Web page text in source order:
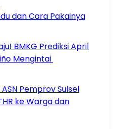
dan Cara Pakainya
BMKG Prediksi April
Mengintai
Pemprov Sulsel
ke Warga dan